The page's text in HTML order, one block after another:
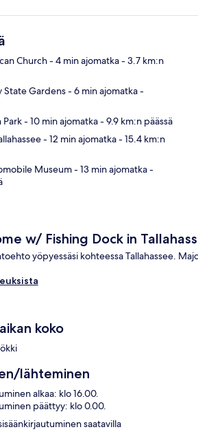
Church- 4 min ajomatka- 3.7 km:n
State Gardens- 6 min ajomatka-
Park- 10 min ajomatka- 9.9 km:n päässä
- 12 min ajomatka- 15.4 km:n
Museum- 13 min ajomatka-
w/ Fishing Dock in
yöpyessäsi kohteessa Tallahassee.
koko
lähteminen
alkaa: klo 16.00.
päättyy: klo 0.00.
saatavilla